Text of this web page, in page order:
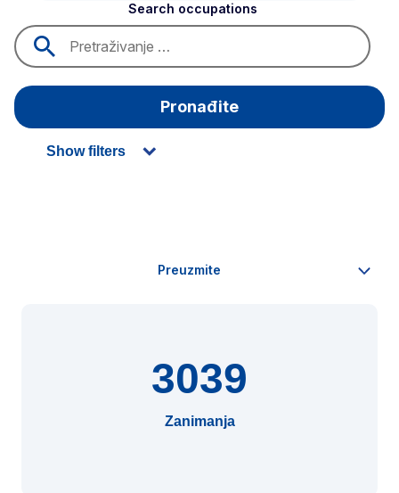
Search occupations
Pronađite
Show filters
3039
Zanimanja